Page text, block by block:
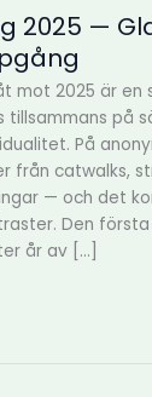
2025 —
mot 2025 är en
tillsammans på
På
från catwalks,
— och det
Den
år av […]